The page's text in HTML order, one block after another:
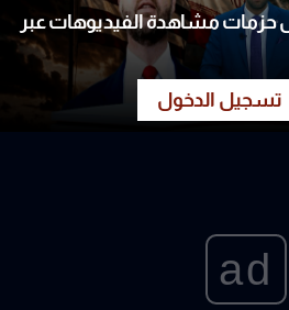
حزمات مشاهدة الفيديوهات عبر
ad